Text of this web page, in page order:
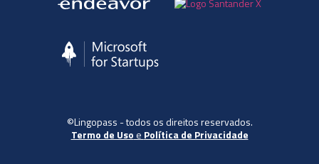
©Lingopass - todos os direitos reservados.
Termo de Uso e Política de Privacidade